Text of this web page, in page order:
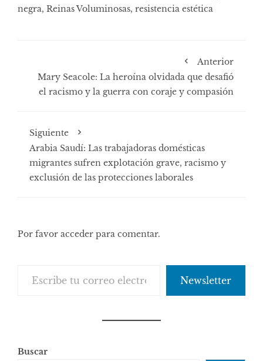
negra, Reinas Voluminosas, resistencia estética
Anterior
Mary Seacole: La heroína olvidada que desafió
el racismo y la guerra con coraje y compasión
Siguiente
Arabia Saudí: Las trabajadoras domésticas
migrantes sufren explotación grave, racismo y
exclusión de las protecciones laborales
Por favor acceder para comentar.
Newsletter
Buscar